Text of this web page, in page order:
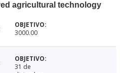
agricultural technology
3000.00
31 de